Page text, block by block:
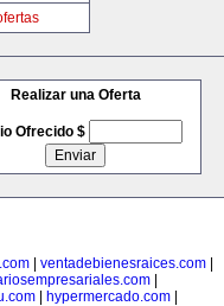
Realizar una Oferta
Ofrecido $
ventadebienesraices.com
hypermercado.com